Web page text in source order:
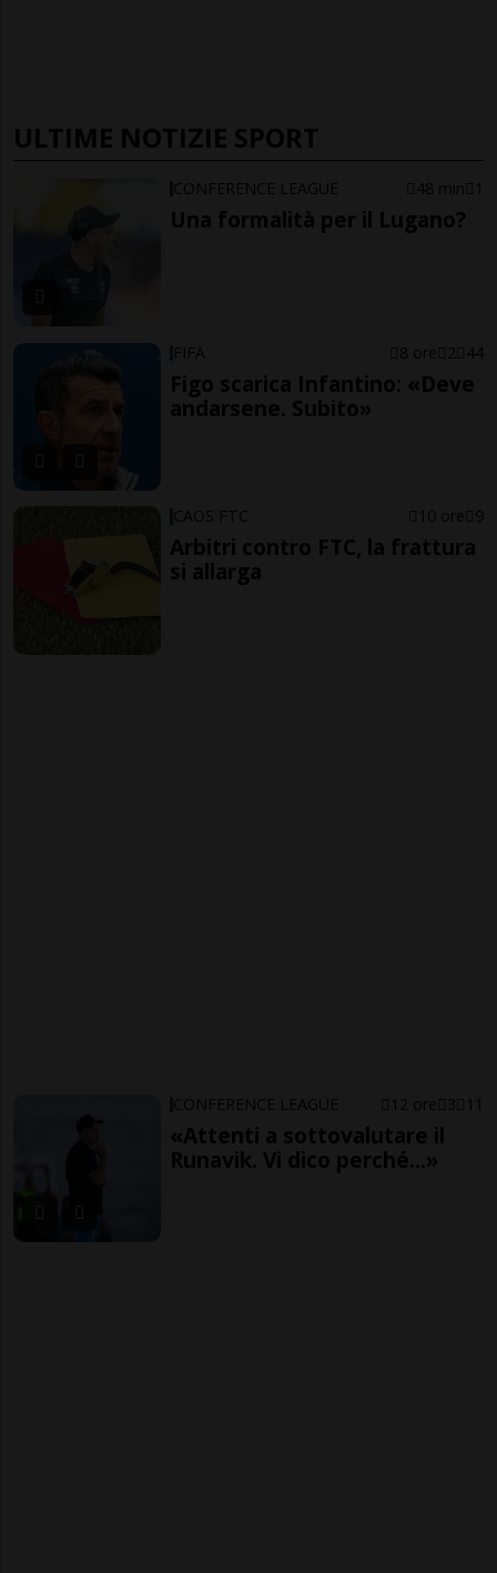
ULTIME NOTIZIE SPORT
CONFERENCE LEAGUE 48 min 1
Una formalità per il Lugano?
FIFA 8 ore 2 44
Figo scarica Infantino: «Deve
andarsene. Subito»
CAOS FTC 10 ore 9
Arbitri contro FTC, la frattura
si allarga
CONFERENCE LEAGUE 12 ore 3 11
«Attenti a sottovalutare il
Runavik. Vi dico perché...»